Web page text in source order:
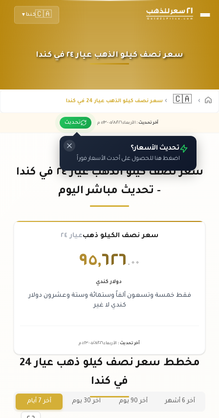
🇨🇦كندا ▼
سعر نصف كيلو الذهب عيار ٢٤ في كندا
🇨🇦 سعر نصف كيلو الذهب عيار 24 في كندا
آخر تحديث : الأربعاء ٠٥ /٠٨/٢٠٢٦ - ٠١:٢٣م تحديث
تحديث الأسعار؟
اضغط هنا للحصول على أحدث الأسعار فوراً
سعر نصف كيلو الذهب عيار ٢٤ في كندا
- تحديث مباشر اليوم
سعر نصف الكيلو ذهبعيار ٢٤
٩٥,٦٢٦ .٠٠
دولار كندي
فقط خمسة وتسعون ألفاً وستمائة وستة وعشرون دولار
كندي لا غير
آخر تحديث : الأربعاء ٠٥ /٠٨/٢٠٢٦ - ٠١:٢٣ م
مخطط سعر نصف كيلو ذهب عيار 24
في كندا
آخر 6 أشهر آخر 90 يوم آخر 30 يوم آخر 7 أيام